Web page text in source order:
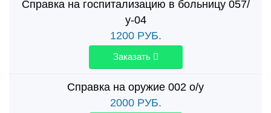
Справка на госпитализацию в больницу 057/
у-04
1200РУБ.
Заказать
Справка на оружие 002 о/у
2000РУБ.